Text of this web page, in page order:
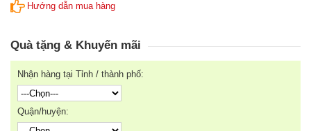
Hướng dẫn mua hàng
Quà tặng & Khuyến mãi
Nhận hàng tại Tỉnh / thành phố:
Quận/huyện: